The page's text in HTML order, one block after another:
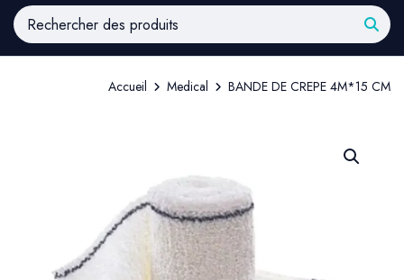
Accueil Medical BANDE DE CREPE 4M*15 CM